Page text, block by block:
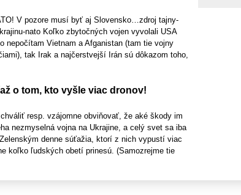
V pozore musí byť aj Slovensko…zdroj tajny-
nato Koľko zbytočných vojen vyvolali USA
nepočítam Vietnam a Afganistan (tam tie vojny
tak Irak a najčerstvejší Irán sú dôkazom toho,
o tom, kto vyšle viac dronov!
resp. vzájomne obviňovať, že aké škody im
nezmyselná vojna na Ukrajine, a celý svet sa iba
denne súťažia, ktorí z nich vypustí viac
koľko ľudských obetí prinesú. (Samozrejme tie